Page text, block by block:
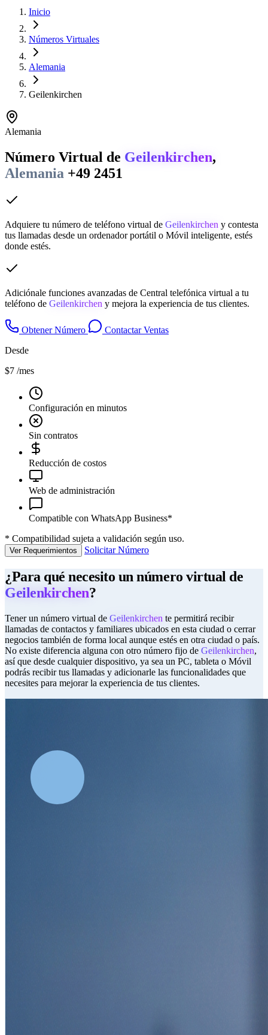
Inicio
Números Virtuales
Alemania
Geilenkirchen
Alemania
Número Virtual de Geilenkirchen,
Alemania +49 2451
Adquiere tu número de teléfono virtual de Geilenkirchen y contesta
tus llamadas desde un ordenador portátil o Móvil inteligente, estés
donde estés.
Adiciónale funciones avanzadas de Central telefónica virtual a tu
teléfono de Geilenkirchen y mejora la experiencia de tus clientes.
Obtener Número
Contactar Ventas
Desde
$7 /mes
Configuración en minutos
Sin contratos
Reducción de costos
Web de administración
Compatible con WhatsApp Business*
* Compatibilidad sujeta a validación según uso.
Ver Requerimientos Solicitar Número
¿Para qué necesito un número virtual de
Geilenkirchen?
Tener un número virtual de Geilenkirchen te permitirá recibir
llamadas de contactos y familiares ubicados en esta ciudad o cerrar
negocios también de forma local aunque estés en otra ciudad o país.
No existe diferencia alguna con otro número fijo de Geilenkirchen,
así que desde cualquier dispositivo, ya sea un PC, tableta o Móvil
podrás recibir tus llamadas y adicionarle las funcionalidades que
necesites para mejorar la experiencia de tus clientes.